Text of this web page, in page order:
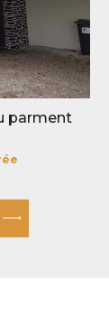
parment